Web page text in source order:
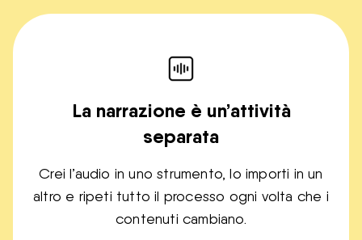
La narrazione è un’attività
separata
Crei l’audio in uno strumento, lo importi in un
altro e ripeti tutto il processo ogni volta che i
contenuti cambiano.